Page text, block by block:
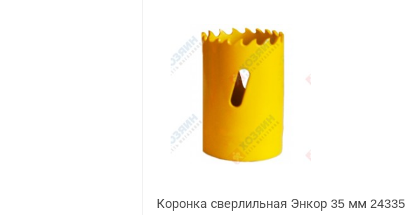
Коронка сверлильная Энкор 35 мм 24335